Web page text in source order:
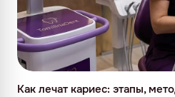
Как лечат кариес: этапы,